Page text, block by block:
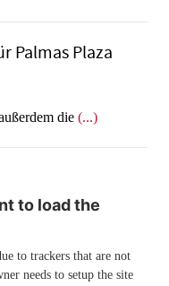
Palmas Plaza
die (...)
to load the
to trackers that are not
needs to setup the site